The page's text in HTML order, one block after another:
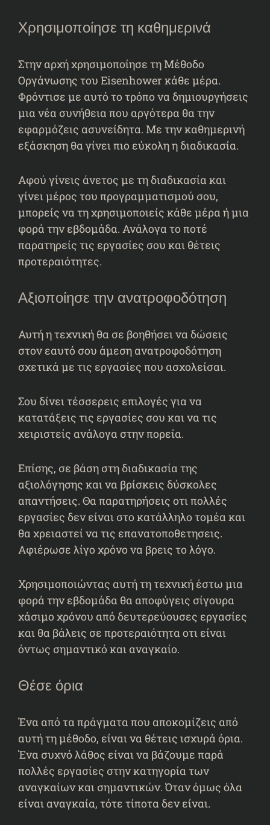
Χρησιμοποίησε τη καθημερινά
Στην αρχή χρησιμοποίησε τη Μέθοδο
Οργάνωσης του Eisenhower κάθε μέρα.
Φρόντισε με αυτό το τρόπο να δημιουργήσεις
μια νέα συνήθεια που αργότερα θα την
εφαρμόζεις ασυνείδητα. Με την καθημερινή
εξάσκηση θα γίνει πιο εύκολη η διαδικασία.
Αφού γίνεις άνετος με τη διαδικασία και
γίνει μέρος του προγραμματισμού σου,
μπορείς να τη χρησιμοποιείς κάθε μέρα ή μια
φορά την εβδομάδα. Ανάλογα το ποτέ
παρατηρείς τις εργασίες σου και θέτεις
προτεραιότητες.
Αξιοποίησε την ανατροφοδότηση
Αυτή η τεχνική θα σε βοηθήσει να δώσεις
στον εαυτό σου άμεση ανατροφοδότηση
σχετικά με τις εργασίες που ασχολείσαι.
Σου δίνει τέσσερεις επιλογές για να
κατατάξεις τις εργασίες σου και να τις
χειριστείς ανάλογα στην πορεία.
Επίσης, σε βάση στη διαδικασία της
αξιολόγησης και να βρίσκεις δύσκολες
απαντήσεις. Θα παρατηρήσεις οτι πολλές
εργασίες δεν είναι στο κατάλληλο τομέα και
θα χρειαστεί να τις επανατοποθετησεις.
Αφιέρωσε λίγο χρόνο να βρεις το λόγο.
Χρησιμοποιώντας αυτή τη τεχνική έστω μια
φορά την εβδομάδα θα αποφύγεις σίγουρα
χάσιμο χρόνου από δευτερεύουσες εργασίες
και θα βάλεις σε προτεραιότητα οτι είναι
όντως σημαντικό και αναγκαίο.
Θέσε όρια
Ένα από τα πράγματα που αποκομίζεις από
αυτή τη μέθοδο, είναι να θέτεις ισχυρά όρια.
Ένα συχνό λάθος είναι να βάζουμε παρά
πολλές εργασίες στην κατηγορία των
αναγκαίων και σημαντικών. Όταν όμως όλα
είναι αναγκαία, τότε τίποτα δεν είναι.